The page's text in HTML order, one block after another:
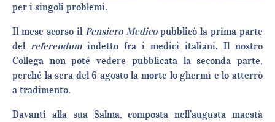
per i singoli problemi.
Il mese scorso il Pensiero Medicopubblicò la prima parte
del referendumindetto fra i medici italiani. Il nostro
Collega non poté vedere pubblicata la seconda parte,
perché la sera del 6 agosto la morte lo ghermì e lo atterrò
a tradimento.
Davanti alla sua Salma, composta nell’augusta maestà